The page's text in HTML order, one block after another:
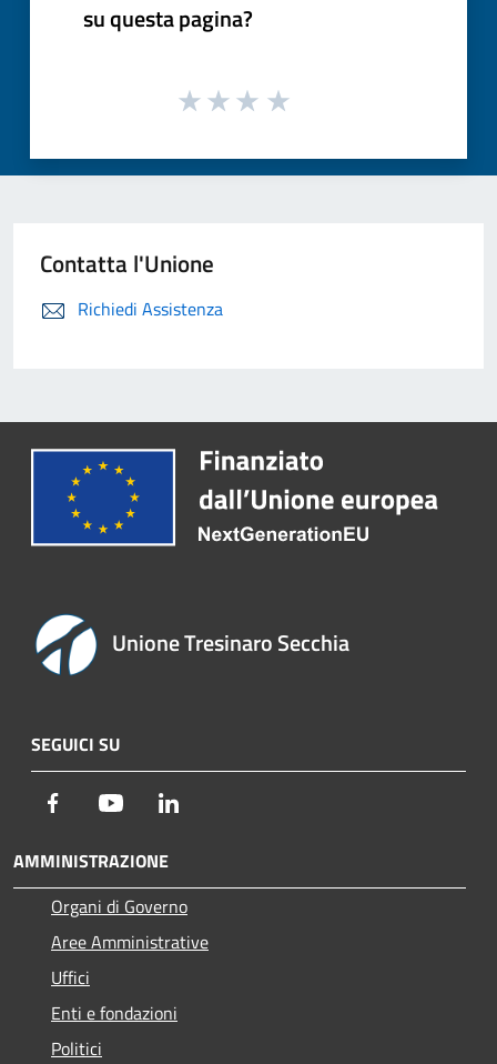
su questa pagina?
Contatta l'Unione
Richiedi Assistenza
Unione Tresinaro Secchia
SEGUICI SU
Facebook Youtube
AMMINISTRAZIONE
Organi di Governo
Aree Amministrative
Uffici
Enti e fondazioni
Politici